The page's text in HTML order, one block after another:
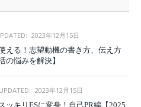
2023年12月15日
える！志望動機の書き方、伝え方
の悩みを解決】
UPDATED: 2023年12月15日
ッキリESに変身！自己PR編【2025